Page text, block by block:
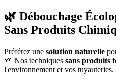
🌿 Débouchage
Sans Produits
Préférez une solution naturelle
🌱 Nos techniques sans produits
l'environnement et vos tuyauteries.